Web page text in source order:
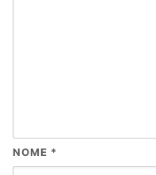
NOME *